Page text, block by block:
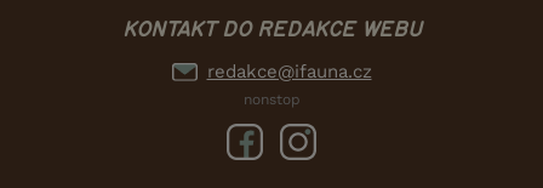
KONTAKT DO REDAKCE WEBU
redakce@ifauna.cz
nonstop